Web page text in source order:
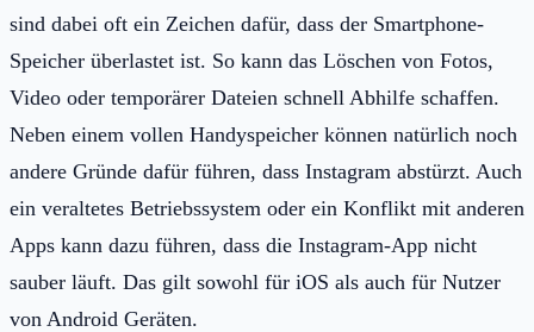
sind dabei oft ein Zeichen dafür, dass der Smartphone-
Speicher überlastet ist. So kann das Löschen von Fotos,
Video oder temporärer Dateien schnell Abhilfe schaffen.
Neben einem vollen Handyspeicher können natürlich noch
andere Gründe dafür führen, dass Instagram abstürzt. Auch
ein veraltetes Betriebssystem oder ein Konflikt mit anderen
Apps kann dazu führen, dass die Instagram-App nicht
sauber läuft. Das gilt sowohl für iOS als auch für Nutzer
von Android Geräten.